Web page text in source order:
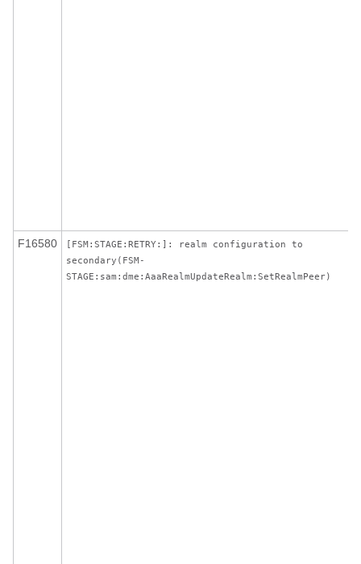
F16580
[FSM:STAGE:RETRY:]: realm configuration to
secondary(FSM-
STAGE:sam:dme:AaaRealmUpdateRealm:SetRealmPeer)